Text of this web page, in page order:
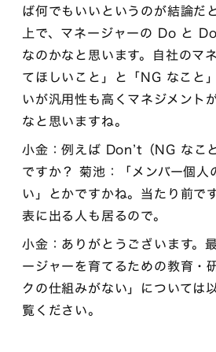
ば何でもいいというのが結論だ
上で、マネージャーの Do と
なのかなと思います。自社のマ
てほしいこと」と「NG なこと
いが汎用性も高くマネジメント
なと思いますね。
小金：例えば Don’t（NG なこ
ですか？ 菊池：「メンバー個人
い」とかですかね。当たり前で
表に出る人も居るので。
小金：ありがとうございます。
ージャーを育てるための教育・
クの仕組みがない」については
覧ください。